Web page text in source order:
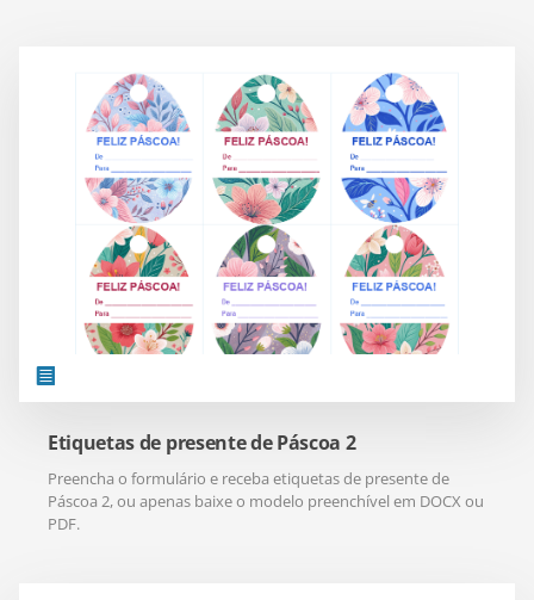
Etiquetas de presente de Páscoa 2
Preencha o formulário e receba etiquetas de presente de
Páscoa 2, ou apenas baixe o modelo preenchível em DOCX ou
PDF.